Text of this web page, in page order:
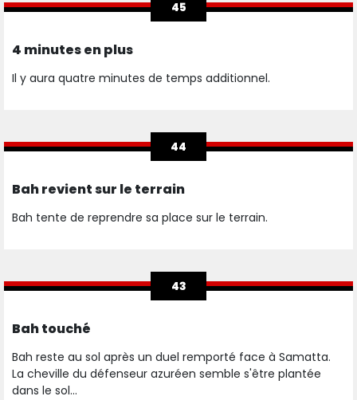
45
4 minutes en plus
Il y aura quatre minutes de temps additionnel.
44
Bah revient sur le terrain
Bah tente de reprendre sa place sur le terrain.
43
Bah touché
Bah reste au sol après un duel remporté face à Samatta.
La cheville du défenseur azuréen semble s'être plantée
dans le sol...